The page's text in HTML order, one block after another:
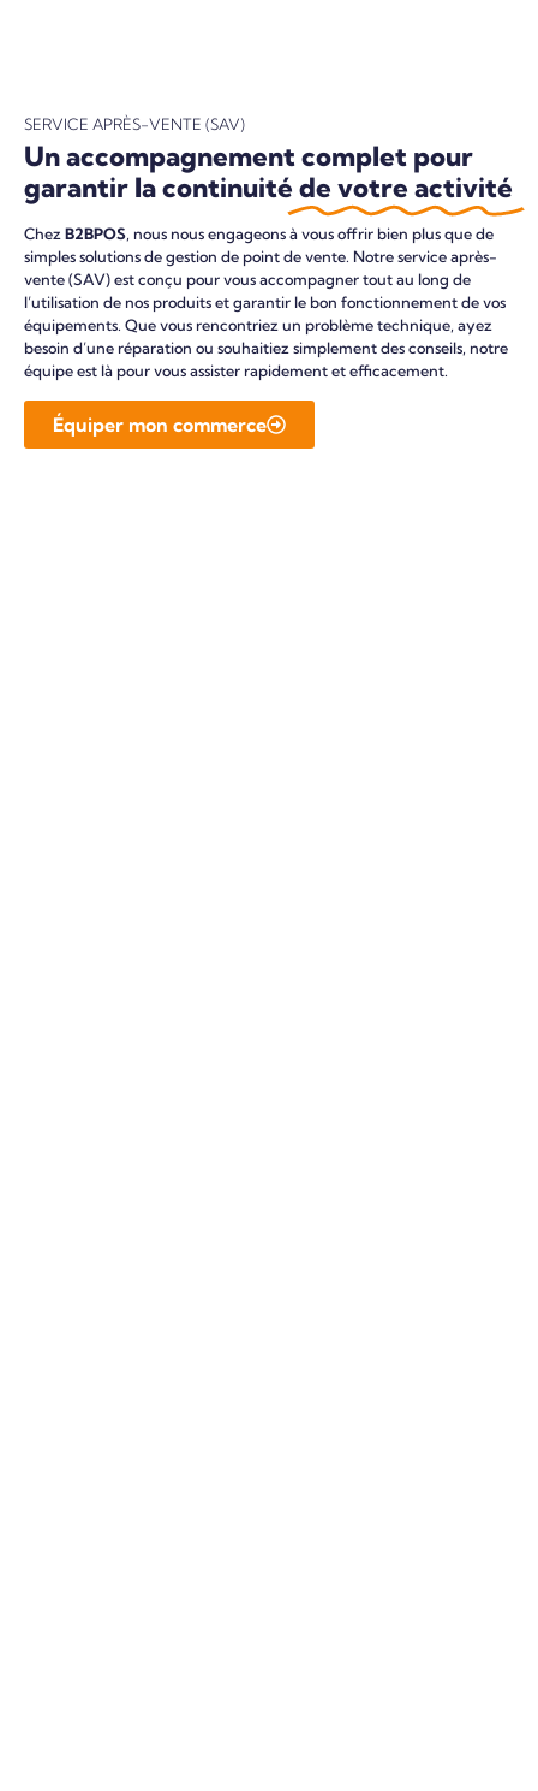
SERVICE APRÈS-VENTE (SAV)
Un accompagnement complet pour
garantir la continuité de votre activité
ChezB2BPOS, nous nous engageons à vous offrir bien plus que de
simples solutions de gestion de point de vente. Notre service après-
vente (SAV) est conçu pour vous accompagner tout au long de
l’utilisation de nos produits et garantir le bon fonctionnement de vos
équipements. Que vous rencontriez un problème technique, ayez
besoin d’une réparation ou souhaitiez simplement des conseils, notre
équipe est là pour vous assister rapidement et efficacement.
Équiper mon commerce